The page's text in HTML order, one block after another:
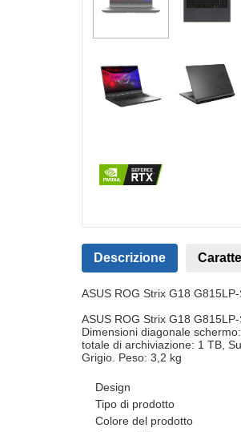
Descrizione
ASUS ROG Strix G18
ASUS ROG Strix G18
Dimensioni diagonale
totale di archiviazione: 1 TB,
Grigio. Peso: 3,2 kg
Design
Tipo di prodotto
Colore del prodotto